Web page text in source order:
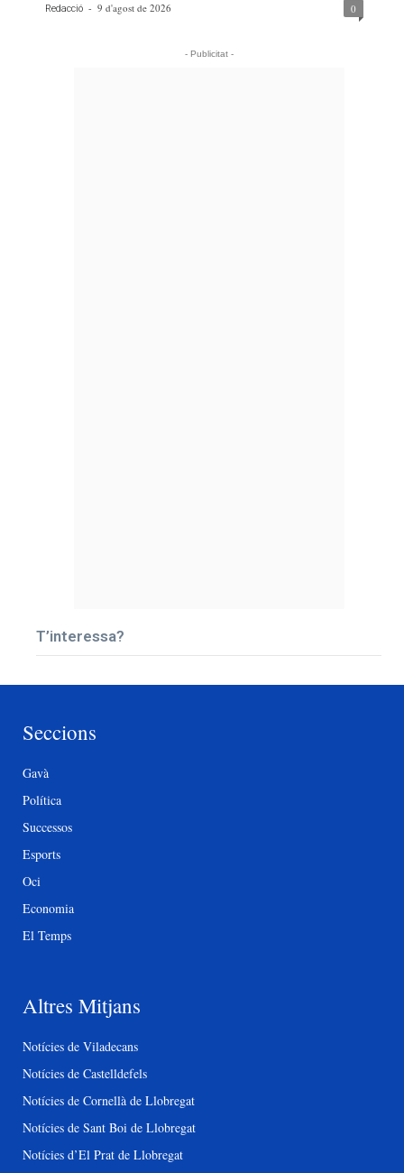
Redacció - 9 d'agost de 2026 0
- Publicitat -
T’interessa?
Seccions
Gavà
Política
Successos
Esports
Oci
Economia
El Temps
Altres Mitjans
Notícies de Viladecans
Notícies de Castelldefels
Notícies de Cornellà de Llobregat
Notícies de Sant Boi de Llobregat
Notícies d’El Prat de Llobregat